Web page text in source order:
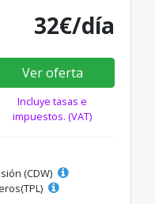
32€/día
Ver oferta
Incluye tasas e
impuestos. (VAT)
(CDW)